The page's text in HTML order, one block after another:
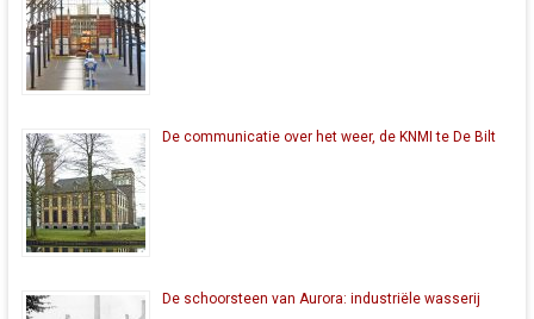
De communicatie over het weer, de KNMI te De Bilt
De schoorsteen van Aurora: industriële wasserij